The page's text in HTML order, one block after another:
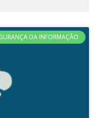
DA INFORMAÇÃO